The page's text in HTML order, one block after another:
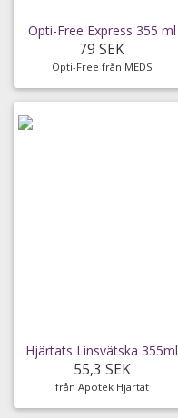
Opti-Free Express 355 ml
79 SEK
Opti-Free från MEDS
Hjärtats Linsvätska 355ml
55,3 SEK
från Apotek Hjärtat